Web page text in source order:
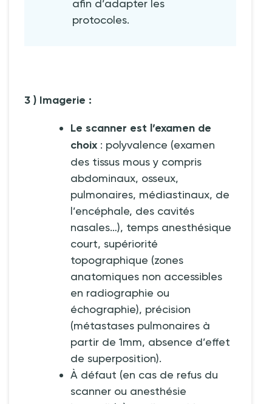
afin d’adapter les
protocoles.
3 ) Imagerie :
Le scanner est l’examen de
choix : polyvalence (examen
des tissus mous y compris
abdominaux, osseux,
pulmonaires, médiastinaux, de
l’encéphale, des cavités
nasales…), temps anesthésique
court, supériorité
topographique (zones
anatomiques non accessibles
en radiographie ou
échographie), précision
(métastases pulmonaires à
partir de 1mm, absence d’effet
de superposition).
À défaut (en cas de refus du
scanner ou anesthésie